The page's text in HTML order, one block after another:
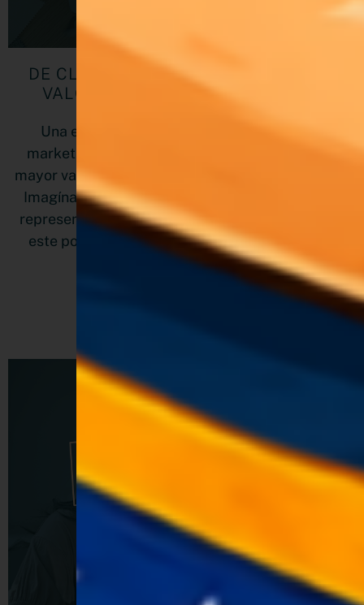
DE CLIENTES A FANS: ESCALERA DE
VALOR PARA AUMENTAR VENTAS
Una escalera de valor es una estrategia de
marketing que ofrece productos o servicios de
mayor valor a tus clientes y de manera progresiva.
Imagínate subiendo peldaños, donde cada paso
representa una oferta más valiosa y atractiva. En
este post te explicaré cómo implementar esta
estrategia.